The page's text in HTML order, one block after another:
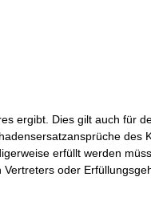
ergibt. Dies gilt auch für
des
erfüllt werden
oder